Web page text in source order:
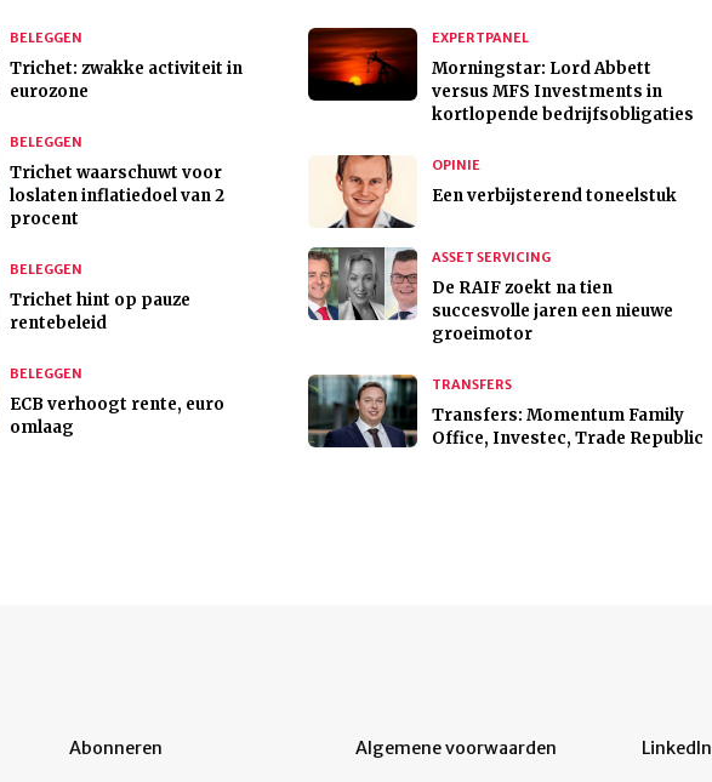
BELEGGEN
Trichet: zwakke activiteit in
eurozone
BELEGGEN
Trichet waarschuwt voor
loslaten inflatiedoel van 2
procent
BELEGGEN
Trichet hint op pauze
rentebeleid
BELEGGEN
ECB verhoogt rente, euro
omlaag
EXPERTPANEL
Morningstar: Lord Abbett
versus MFS Investments in
kortlopende bedrijfsobligaties
OPINIE
Een verbijsterend toneelstuk
ASSET SERVICING
De RAIF zoekt na tien
succesvolle jaren een nieuwe
groeimotor
TRANSFERS
Transfers: Momentum Family
Office, Investec, Trade Republic
Abonneren Algemene voorwaarden LinkedIn